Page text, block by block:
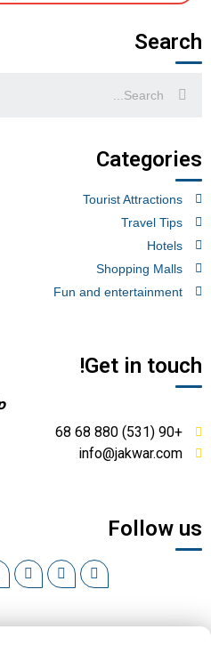
Search
Categories
Tourist Attractions
Travel Tips
Hotels
Shopping Malls
Fun and entertainment
Get in touch!
+90 (531) 880 68 68
info@jakwar.com
Follow us